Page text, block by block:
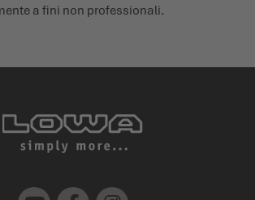
a fini non profes­sionali.
Youtube Facebook Instagram